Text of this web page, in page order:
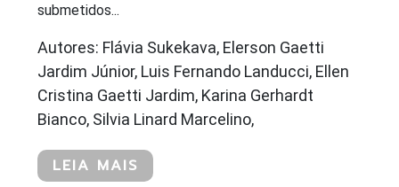
submetidos...
Autores: Flávia Sukekava, Elerson Gaetti
Jardim Júnior, Luis Fernando Landucci, Ellen
Cristina Gaetti Jardim, Karina Gerhardt
Bianco, Silvia Linard Marcelino,
LEIA MAIS